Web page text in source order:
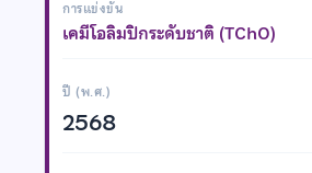
การแข่งขัน
เคมีโอลิมปิกระดับชาติ (TChO)
ปี (พ.ศ.)
2568